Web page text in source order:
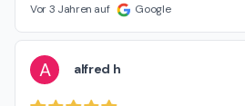
Vor 3 Jahren auf Google
A alfred h